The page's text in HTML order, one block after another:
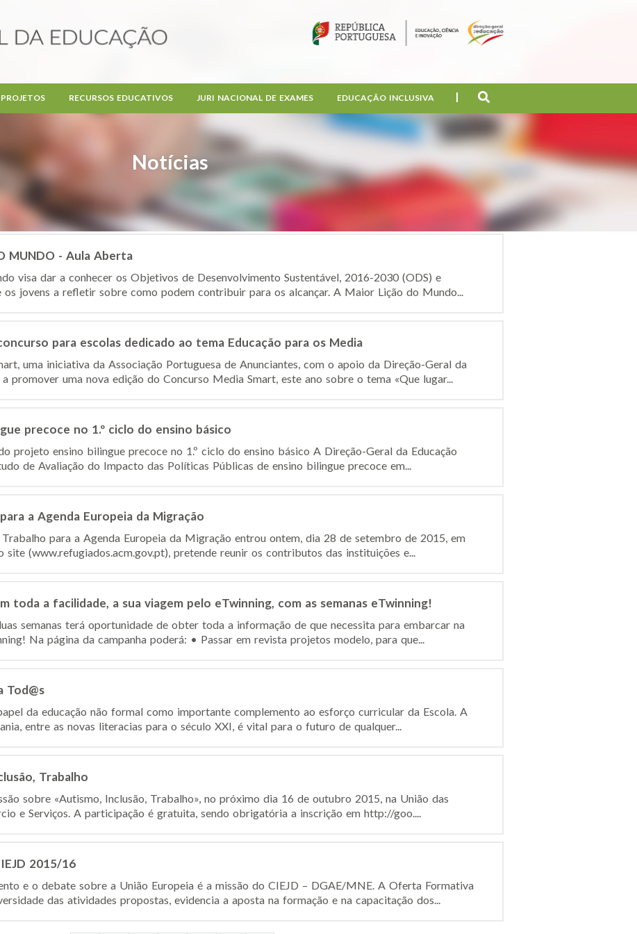
Notícias
PROJETOS RECURSOS EDUCATIVOS JURI NACIONAL DE EXAMES EDUCAÇÃO INCLUSIVA
MUNDO - Aula Aberta
visa dar a conhecer os Objetivos de Desenvolvimento Sustentável, 2016-2030 (ODS) e
os jovens a refletir sobre como podem contribuir para os alcançar. A Maior Lição do Mundo...
para escolas dedicado ao tema Educação para os Media
uma iniciativa da Associação Portuguesa de Anunciantes, com o apoio da Direção-Geral da
a promover uma nova edição do Concurso Media Smart, este ano sobre o tema «Que lugar...
precoce no 1.º ciclo do ensino básico
projeto ensino bilingue precoce no 1.º ciclo do ensino básico A Direção-Geral da Educação
de Avaliação do Impacto das Políticas Públicas de ensino bilingue precoce em...
a Agenda Europeia da Migração
para a Agenda Europeia da Migração entrou ontem, dia 28 de setembro de 2015, em
site (www.refugiados.acm.gov.pt), pretende reunir os contributos das instituições e...
toda a facilidade, a sua viagem pelo eTwinning, com as semanas eTwinning!
semanas terá oportunidade de obter toda a informação de que necessita para embarcar na
Na página da campanha poderá: • Passar em revista projetos modelo, para que...
Tod@s
da educação não formal como importante complemento ao esforço curricular da Escola. A
entre as novas literacias para o século XXI, é vital para o futuro de qualquer...
Trabalho
sobre «Autismo, Inclusão, Trabalho», no próximo dia 16 de outubro 2015, na União das
e Serviços. A participação é gratuita, sendo obrigatória a inscrição em http://goo....
2015/16
e o debate sobre a União Europeia é a missão do CIEJD – DGAE/MNE. A Oferta Formativa
das atividades propostas, evidencia a aposta na formação e na capacitação dos...